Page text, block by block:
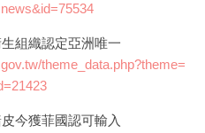
組織認定亞洲唯一
theme_data.php?theme=
今獲菲國認可輸入